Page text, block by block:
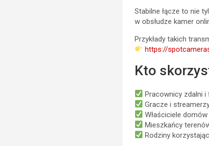
Stabilne łącze to nie
w obsłudze kamer
Przykłady takich
https://
Kto
Pracownicy zdalni i
Gracze i
Właściciele
Mieszkańcy
Rodziny